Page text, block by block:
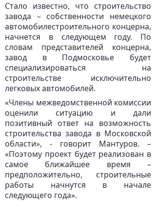
Стало известно, что строительство
завода – собственности немецкого
автомобилестроительного концерна,
начнется в следующем году. По
словам представителей концерна,
завод в Подмосковье будет
специализироваться на
строительстве исключительно
легковых автомобилей.
«Члены межведомственной комиссии
оценили ситуацию и дали
позитивный ответ на возможность
строительства завода в Московской
области», - говорит Мантуров. –
«Поэтому проект будет реализован в
самое ближайшее время –
предположительно, строительные
работы начнутся в начале
следующего года».